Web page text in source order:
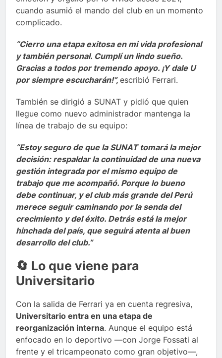
cuando asumió el mando del club en un momento
complicado.
“Cierro una etapa exitosa en mi vida profesional
y también personal. Cumplí un lindo sueño.
Gracias a todos por tremendo apoyo. ¡Y dale U
por siempre escucharán!”, escribió Ferrari.
También se dirigió a SUNAT y pidió que quien
llegue como nuevo administrador mantenga la
línea de trabajo de su equipo:
“Estoy seguro de que la SUNAT tomará la mejor
decisión: respaldar la continuidad de una nueva
gestión integrada por el mismo equipo de
trabajo que me acompañó. Porque lo bueno
debe continuar, y el club más grande del Perú
merece seguir caminando por la senda del
crecimiento y del éxito. Detrás está la mejor
hinchada del país, que seguirá atenta al buen
desarrollo del club.”
🔄 Lo que viene para
Universitario
Con la salida de Ferrari ya en cuenta regresiva,
Universitario entra en una etapa de
reorganización interna. Aunque el equipo está
enfocado en lo deportivo —con Jorge Fossati al
frente y el tricampeonato como gran objetivo—,